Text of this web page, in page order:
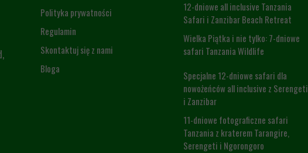
Polityka prywatności
Regulamin
Skontaktuj się z nami
Bloga
12-dniowe all inclusive Tanzania
Safari i Zanzibar Beach Retreat
Wielka Piątka i nie tylko: 7-dniowe
safari Tanzania Wildlife
Specjalne 12-dniowe safari dla
nowożeńców all inclusive z Serengeti
i Zanzibar
11-dniowe fotograficzne safari
Tanzania z kraterem Tarangire,
Serengeti i Ngorongoro